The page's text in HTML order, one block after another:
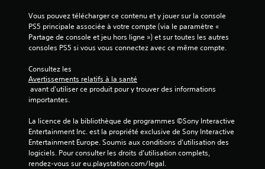
Vous pouvez télécharger ce contenu et y jouer sur la console
PS5 principale associée à votre compte (via le paramètre «
Partage de console et jeu hors ligne ») et sur toutes les autres
consoles PS5 si vous vous connectez avec ce même compte.
Consultez les
Avertissements relatifs à la santé
importantes.
La licence de la bibliothèque de programmes ©Sony Interactive
Entertainment Inc. est la propriété exclusive de Sony Interactive
Entertainment Europe. Soumis aux conditions d’utilisation des
logiciels. Pour consulter les droits d’utilisation complets,
rendez-vous sur eu.playstation.com/legal.